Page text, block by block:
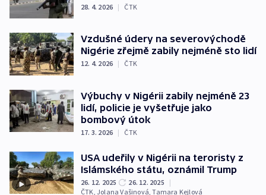
28. 4. 2026 | ČTK
Vzdušné údery na severovýchodě
Nigérie zřejmě zabily nejméně sto lidí
12. 4. 2026 | ČTK
Výbuchy v Nigérii zabily nejméně 23
lidí, policie je vyšetřuje jako
bombový útok
17. 3. 2026 | ČTK
USA udeřily v Nigérii na teroristy z
Islámského státu, oznámil Trump
26. 12. 2025 26. 12. 2025
|
ČTK Jolana Vašinová ,Tamara Kejlová